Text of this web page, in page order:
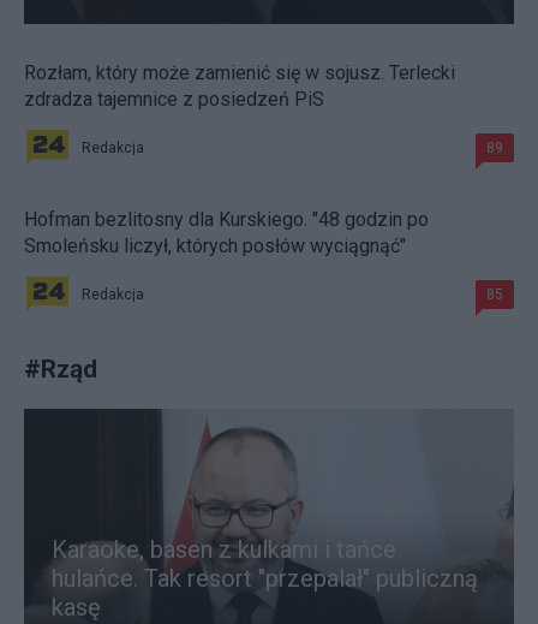
Rozłam, który może zamienić się w sojusz. Terlecki
zdradza tajemnice z posiedzeń PiS
Redakcja 89
Hofman bezlitosny dla Kurskiego. "48 godzin po
Smoleńsku liczył, których posłów wyciągnąć"
Redakcja 85
#Rząd
Karaoke, basen z kulkami i tańce
hulańce. Tak resort "przepalał" publiczną
kasę